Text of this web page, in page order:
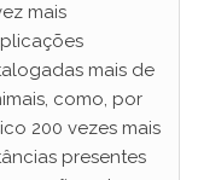
mais
mais de
como, por
200 vezes mais
presentes